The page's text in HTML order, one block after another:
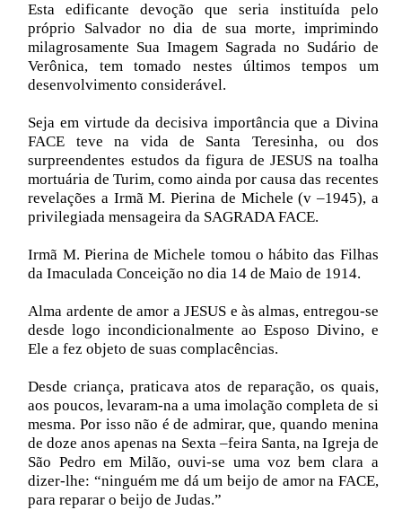
Esta edificante devoção que seria instituída pelo
próprio Salvador no dia de sua morte, imprimindo
milagrosamente Sua Imagem Sagrada no Sudário de
Verônica, tem tomado nestes últimos tempos um
desenvolvimento considerável.
Seja em virtude da decisiva importância que a Divina
FACE teve na vida de Santa Teresinha, ou dos
surpreendentes estudos da figura de JESUS na toalha
mortuária de Turim, como ainda por causa das recentes
revelações a Irmã M. Pierina de Michele (v –1945), a
privilegiada mensageira da SAGRADA FACE.
Irmã M. Pierina de Michele tomou o hábito das Filhas
da Imaculada Conceição no dia 14 de Maio de 1914.
Alma ardente de amor a JESUS e às almas, entregou-se
desde logo incondicionalmente ao Esposo Divino, e
Ele a fez objeto de suas complacências.
Desde criança, praticava atos de reparação, os quais,
aos poucos, levaram-na a uma imolação completa de si
mesma. Por isso não é de admirar, que, quando menina
de doze anos apenas na Sexta –feira Santa, na Igreja de
São Pedro em Milão, ouvi-se uma voz bem clara a
dizer-lhe: “ninguém me dá um beijo de amor na FACE,
para reparar o beijo de Judas.”